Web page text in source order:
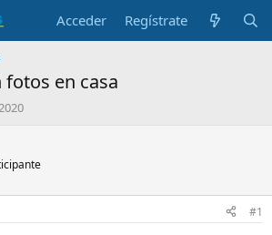
Acceder Regístrate
en casa
#1